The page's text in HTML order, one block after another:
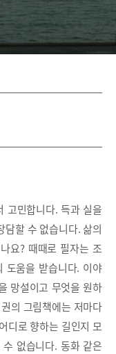
고민합니다. 득과 실을
담할 수 없습니다. 삶의
요? 때때로 필자는 조
도움을 받습니다. 이야
망설이고 무엇을 원하
의 그림책에는 저마다
디로 향하는 길인지 모
없습니다. 동화 같은